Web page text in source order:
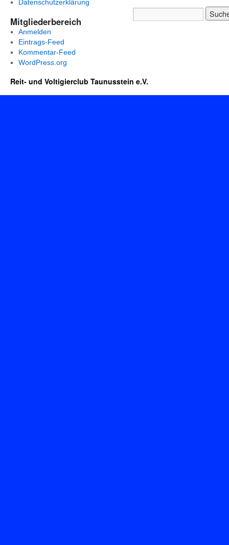
Datenschutzerklärung
Mitgliederbereich
Anmelden
Eintrags-Feed
Kommentar-Feed
WordPress.org
Reit- und Voltigierclub Taunusstein e.V.